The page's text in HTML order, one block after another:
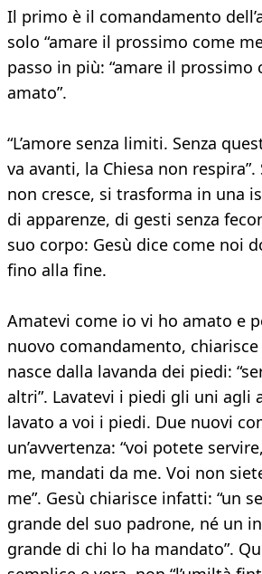
Il primo è il comandamento
solo “amare il prossimo come
passo in più: “amare il prossimo
amato”.
“L’amore senza limiti. Senza
va avanti, la Chiesa non respira”.
non cresce, si trasforma in una
di apparenze, di gesti senza
suo corpo: Gesù dice come noi
fino alla fine.
Amatevi come io vi ho amato e
nuovo comandamento, chiarisce
nasce dalla lavanda dei piedi:
altri”. Lavatevi i piedi gli uni agli
lavato a voi i piedi. Due nuovi
un’avvertenza: “voi potete
me, mandati da me. Voi non
me”. Gesù chiarisce infatti: “un
grande del suo padrone, né un
grande di chi lo ha mandato”.